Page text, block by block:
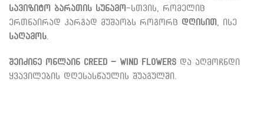
სავიზიტო ბარათის სუნამო -სთვის, რომელიც
ერთნაირად კარგად მუშაობს როგორც დღისით
, ისე
საღამოს
შეიძინე ონლაინ Creed – Wind Flowers და აღმოჩნდი
ყვავილების დღესასწაულის შუაგულში.